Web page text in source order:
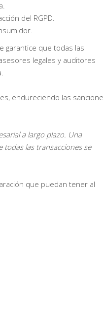
del RGPD.
garantice que todas las
legales y auditores
endureciendo las
a largo plazo. Una
todas las transacciones se
que puedan tener al